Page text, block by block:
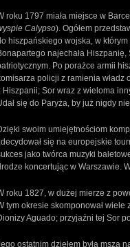
roku 1797 miała miejsce w
Calypso). Ogółem
hiszpańskiego wojska, w
najechała
Po porażce armii
policji z ramienia władz
Hiszpanii; Sor wraz z wieloma
się do Paryża, by już nigdy
swoim umiejętnościom
się na europejskie
jako twórca muzyki
koncertując w Warszawie.
roku 1827, w dużej mierze z
tym okresie skomponował wiele
Aguado; przyjaźni tej Sor
ostatnim dziełem była msza